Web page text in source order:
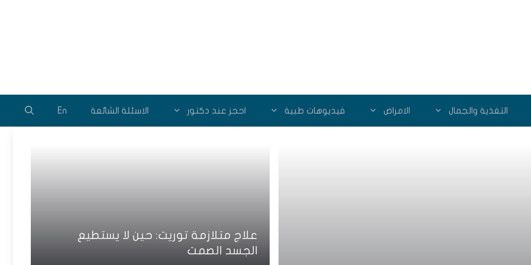
التغذية والجمال الامراض فيديوهات طبية احجز عند دكتور الاسئلة الشائعة En
علاج متلازمة توريت: حين لا يستطيع
الجسد الصمت